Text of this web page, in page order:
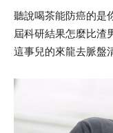
聽說喝茶能防癌的是
屆科研結果怎麼比渣
這事兒的來龍去脈盤